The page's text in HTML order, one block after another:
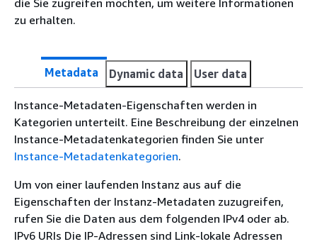
die Sie zugreifen möchten, um weitere Informationen
zu erhalten.
Metadata Dynamic data User data
Instance-Metadaten-Eigenschaften werden in
Kategorien unterteilt. Eine Beschreibung der einzelnen
Instance-Metadatenkategorien finden Sie unter
Instance-Metadatenkategorien.
Um von einer laufenden Instanz aus auf die
Eigenschaften der Instanz-Metadaten zuzugreifen,
rufen Sie die Daten aus dem folgenden IPv4 oder ab.
IPv6 URIs Die IP-Adressen sind Link-lokale Adressen